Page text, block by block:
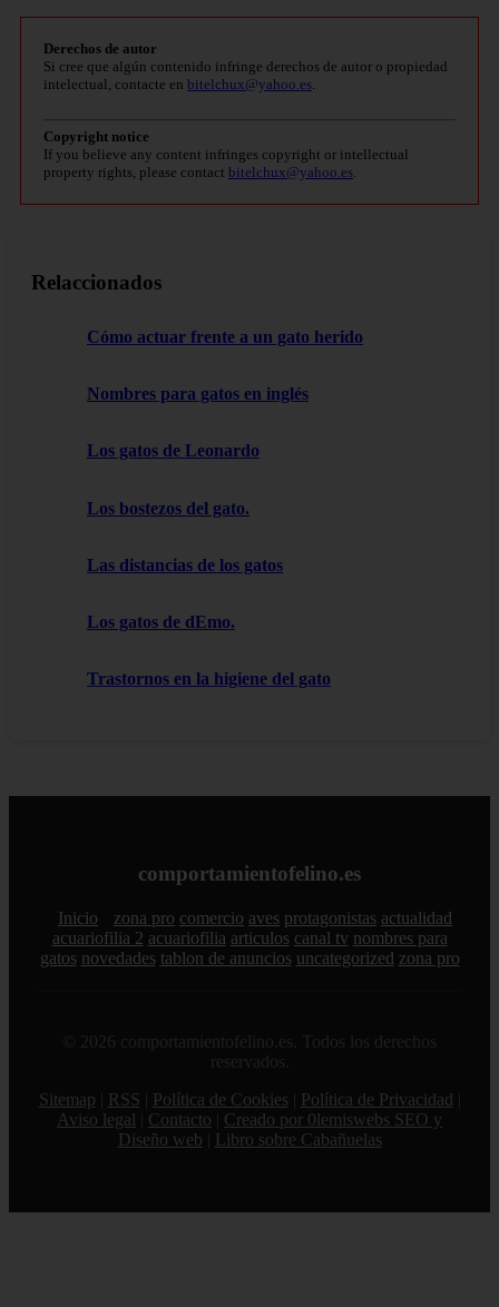
Derechos de autor
Si cree que algún contenido infringe derechos de autor o propiedad
intelectual, contacte en bitelchux@yahoo.es.
Copyright notice
If you believe any content infringes copyright or intellectual
property rights, please contact bitelchux@yahoo.es.
Relaccionados
Cómo actuar frente a un gato herido
Nombres para gatos en inglés
Los gatos de Leonardo
Los bostezos del gato.
Las distancias de los gatos
Los gatos de dEmo.
Trastornos en la higiene del gato
comportamientofelino.es
Inicio zona pro comercio aves protagonistas actualidad
acuariofilia 2 acuariofilia articulos canal tv nombres para
gatos novedades tablon de anuncios uncategorized zona pro
© 2026 comportamientofelino.es. Todos los derechos
reservados.
Sitemap
RSS Política de Cookies Política de Privacidad
Aviso legal
Contacto
Creado por 0lemiswebs SEO y
Diseño web
Libro sobre Cabañuelas